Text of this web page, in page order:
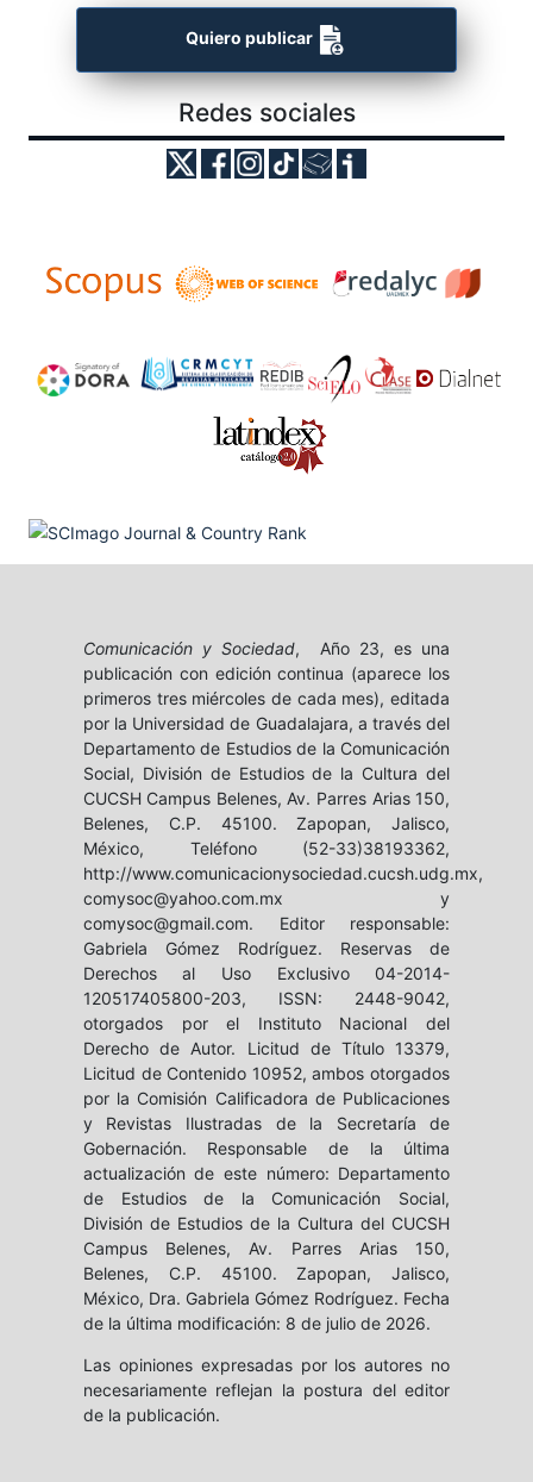
Quiero publicar
Redes sociales
Comunicación y Sociedad, Año 23, es una
publicación con edición continua (aparece los
primeros tres miércoles de cada mes), editada
por la Universidad de Guadalajara, a través del
Departamento de Estudios de la Comunicación
Social, División de Estudios de la Cultura del
CUCSH Campus Belenes, Av. Parres Arias 150,
Belenes, C.P. 45100. Zapopan, Jalisco,
México, Teléfono (52-33)38193362,
http://www.comunicacionysociedad.cucsh.udg.mx,
comysoc@yahoo.com.mx y
comysoc@gmail.com. Editor responsable:
Gabriela Gómez Rodríguez. Reservas de
Derechos al Uso Exclusivo 04-2014-
120517405800-203, ISSN: 2448-9042,
otorgados por el Instituto Nacional del
Derecho de Autor. Licitud de Título 13379,
Licitud de Contenido 10952, ambos otorgados
por la Comisión Calificadora de Publicaciones
y Revistas Ilustradas de la Secretaría de
Gobernación. Responsable de la última
actualización de este número: Departamento
de Estudios de la Comunicación Social,
División de Estudios de la Cultura del CUCSH
Campus Belenes, Av. Parres Arias 150,
Belenes, C.P. 45100. Zapopan, Jalisco,
México, Dra. Gabriela Gómez Rodríguez. Fecha
de la última modificación: 8 de julio de 2026.
Las opiniones expresadas por los autores no
necesariamente reflejan la postura del editor
de la publicación.